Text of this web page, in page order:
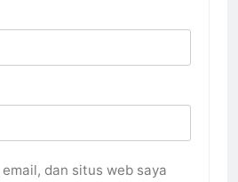
dan situs web saya